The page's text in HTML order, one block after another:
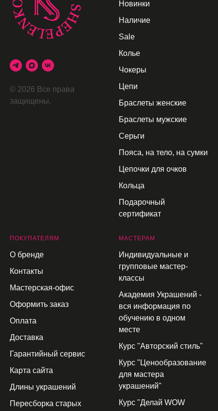
© 2026 Все права
защищены.
Новинки
Наличие
Sale
Колье
Чокеры
Цепи
Браслеты женские
Браслеты мужские
Серьги
Пояса, на тело, на сумки
Цепочки для очков
Кольца
Подарочный
сертификат
П ОКУПАТЕЛЯМ
О бренде
Контакты
Мастерская-офис
Оформить заказ
Оплата
Доставка
Гарантийный сервис
Карта сайта
Длины украшений
Пересборка старых
МАСТЕРАМ
Индивидуальные и
групповые мастер-
классы
Академия Украшений -
вся информация по
обучению в одном
месте
Курс "Авторский стиль"
Курс "Ценообразование
для мастера
украшений"
Курс "Делай WOW